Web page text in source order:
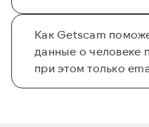
Как Getscam
данные о человеке
при этом только